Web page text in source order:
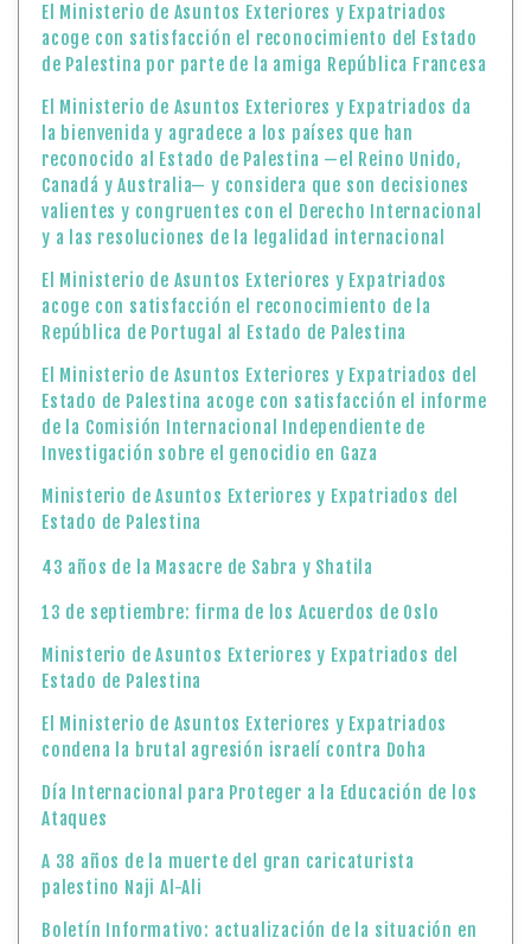
El Ministerio de Asuntos Exteriores y Expatriados
acoge con satisfacción el reconocimiento del Estado
de Palestina por parte de la amiga República Francesa
El Ministerio de Asuntos Exteriores y Expatriados da
la bienvenida y agradece a los países que han
reconocido al Estado de Palestina —el Reino Unido,
Canadá y Australia— y considera que son decisiones
valientes y congruentes con el Derecho Internacional
y a las resoluciones de la legalidad internacional
El Ministerio de Asuntos Exteriores y Expatriados
acoge con satisfacción el reconocimiento de la
República de Portugal al Estado de Palestina
El Ministerio de Asuntos Exteriores y Expatriados del
Estado de Palestina acoge con satisfacción el informe
de la Comisión Internacional Independiente de
Investigación sobre el genocidio en Gaza
Ministerio de Asuntos Exteriores y Expatriados del
Estado de Palestina
43 años de la Masacre de Sabra y Shatila
13 de septiembre: firma de los Acuerdos de Oslo
Ministerio de Asuntos Exteriores y Expatriados del
Estado de Palestina
El Ministerio de Asuntos Exteriores y Expatriados
condena la brutal agresión israelí contra Doha
Día Internacional para Proteger a la Educación de los
Ataques
A 38 años de la muerte del gran caricaturista
palestino Naji Al-Ali
Boletín Informativo: actualización de la situación en